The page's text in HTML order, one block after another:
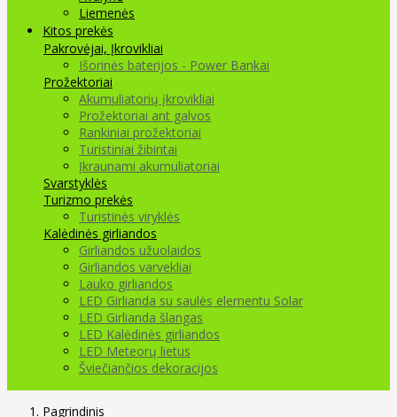
Liemenės
Kitos prekės
Pakrovėjai, Įkrovikliai
Išorinės baterijos - Power Bankai
Prožektoriai
Akumuliatorių įkrovikliai
Prožektoriai ant galvos
Rankiniai prožektoriai
Turistiniai žibintai
Įkraunami akumuliatoriai
Svarstyklės
Turizmo prekės
Turistinės viryklės
Kalėdinės girliandos
Girliandos užuolaidos
Girliandos varvekliai
Lauko girliandos
LED Girlianda su saulės elementu Solar
LED Girlianda šlangas
LED Kalėdinės girliandos
LED Meteorų lietus
Šviečiančios dekoracijos
Pagrindinis